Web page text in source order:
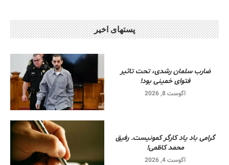
پستهای اخیر
ضارب سلمان رشدی، تحت تاثیر
فتوای خمینی بود!
آگوست 8, 2026
گرامی باد یاد کارگر کمونیست. رفیق
محمد کاظمی!
آگوست 4, 2026